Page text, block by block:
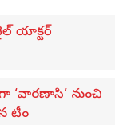
యాక్టర్
‘వారణాసి’ నుంచి
టీం